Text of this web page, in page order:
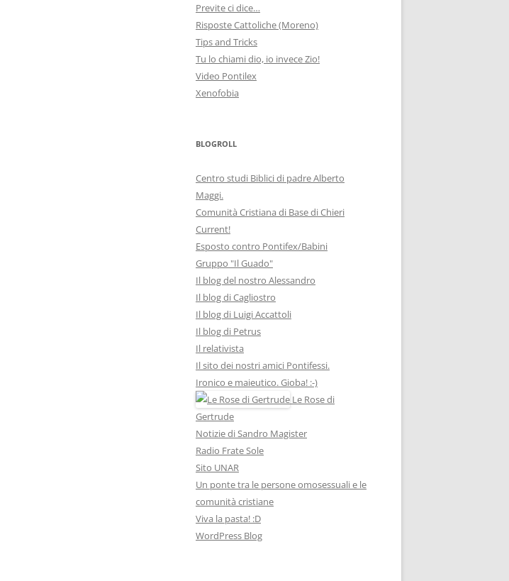
Previte ci dice…
Risposte Cattoliche (Moreno)
Tips and Tricks
Tu lo chiami dio, io invece Zio!
Video Pontilex
Xenofobia
BLOGROLL
Centro studi Biblici di padre Alberto
Maggi.
Comunità Cristiana di Base di Chieri
Current!
Esposto contro Pontifex/Babini
Gruppo "Il Guado"
Il blog del nostro Alessandro
Il blog di Cagliostro
Il blog di Luigi Accattoli
Il blog di Petrus
Il relativista
Il sito dei nostri amici Pontifessi.
Ironico e maieutico. Gioba! :-)
Le Rose di
Gertrude
Notizie di Sandro Magister
Radio Frate Sole
Sito UNAR
Un ponte tra le persone omosessuali e le
comunità cristiane
Viva la pasta! :D
WordPress Blog